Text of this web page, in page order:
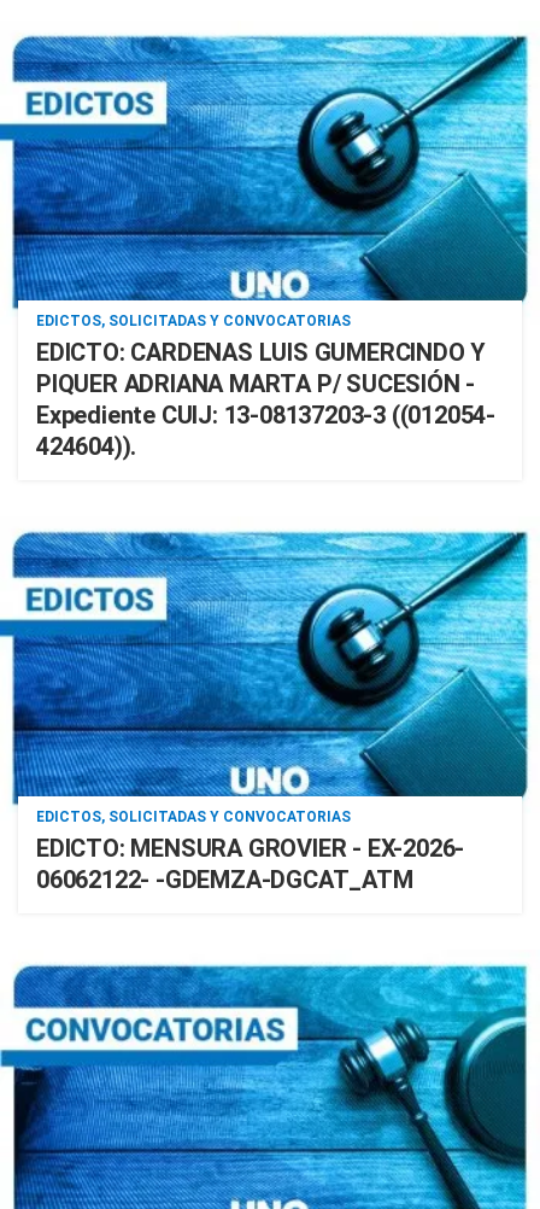
EDICTOS, SOLICITADAS Y CONVOCATORIAS
EDICTO: CARDENAS LUIS GUMERCINDO Y
PIQUER ADRIANA MARTA P/ SUCESIÓN -
Expediente CUIJ: 13-08137203-3 ((012054-
424604)).
EDICTOS, SOLICITADAS Y CONVOCATORIAS
EDICTO: MENSURA GROVIER - EX-2026-
06062122- -GDEMZA-DGCAT_ATM